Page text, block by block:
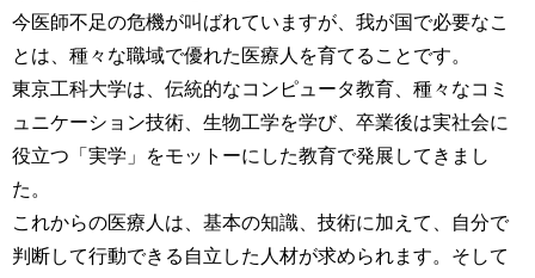
今医師不足の危機が叫ばれていますが、我が国で必要なこ
とは、種々な職域で優れた医療人を育てることです。
東京工科大学は、伝統的なコンピュータ教育、種々なコミ
ュニケーション技術、生物工学を学び、卒業後は実社会に
役立つ「実学」をモットーにした教育で発展してきまし
た。
これからの医療人は、基本の知識、技術に加えて、自分で
判断して行動できる自立した人材が求められます。そして